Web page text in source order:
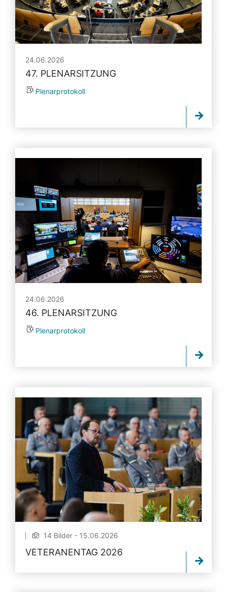
24.06.2026
47. PLENARSITZUNG
Plenarprotokoll
24.06.2026
46. PLENARSITZUNG
Plenarprotokoll
14 Bilder - 15.06.2026
VETERANENTAG 2026